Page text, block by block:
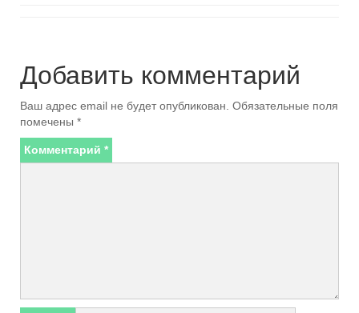
Добавить комментарий
Ваш адрес email не будет опубликован. Обязательные поля
помечены *
Комментарий *